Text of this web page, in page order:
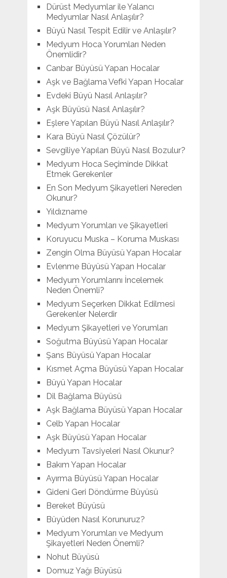
Dürüst Medyumlar ile Yalancı
Medyumlar Nasıl Anlaşılır?
Büyü Nasıl Tespit Edilir ve Anlaşılır?
Medyum Hoca Yorumları Neden
Önemlidir?
Canbar Büyüsü Yapan Hocalar
Aşk ve Bağlama Vefki Yapan Hocalar
Evdeki Büyü Nasıl Anlaşılır?
Aşk Büyüsü Nasıl Anlaşılır?
Eşlere Yapılan Büyü Nasıl Anlaşılır?
Kara Büyü Nasıl Çözülür?
Sevgiliye Yapılan Büyü Nasıl Bozulur?
Medyum Hoca Seçiminde Dikkat
Etmek Gerekenler
En Son Medyum Şikayetleri Nereden
Okunur?
Yıldızname
Medyum Yorumları ve Şikayetleri
Koruyucu Muska – Koruma Muskası
Zengin Olma Büyüsü Yapan Hocalar
Evlenme Büyüsü Yapan Hocalar
Medyum Yorumlarını İncelemek
Neden Önemli?
Medyum Seçerken Dikkat Edilmesi
Gerekenler Nelerdir
Medyum Şikayetleri ve Yorumları
Soğutma Büyüsü Yapan Hocalar
Şans Büyüsü Yapan Hocalar
Kısmet Açma Büyüsü Yapan Hocalar
Büyü Yapan Hocalar
Dil Bağlama Büyüsü
Aşk Bağlama Büyüsü Yapan Hocalar
Celb Yapan Hocalar
Aşk Büyüsü Yapan Hocalar
Medyum Tavsiyeleri Nasıl Okunur?
Bakım Yapan Hocalar
Ayırma Büyüsü Yapan Hocalar
Gideni Geri Döndürme Büyüsü
Bereket Büyüsü
Büyüden Nasıl Korunuruz?
Medyum Yorumları ve Medyum
Şikayetleri Neden Önemli?
Nohut Büyüsü
Domuz Yağı Büyüsü